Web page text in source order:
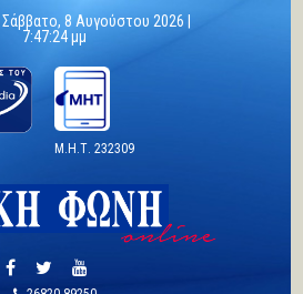
Σάββατο, 8 Αυγούστου 2026 |
7:47:24 μμ
Μ.Η.Τ. 232309